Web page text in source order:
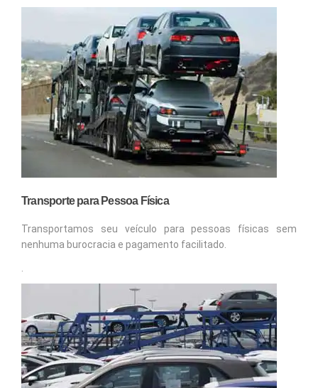
Transporte para Pessoa Física
Transportamos seu veículo para pessoas físicas sem
nenhuma burocracia e pagamento facilitado.